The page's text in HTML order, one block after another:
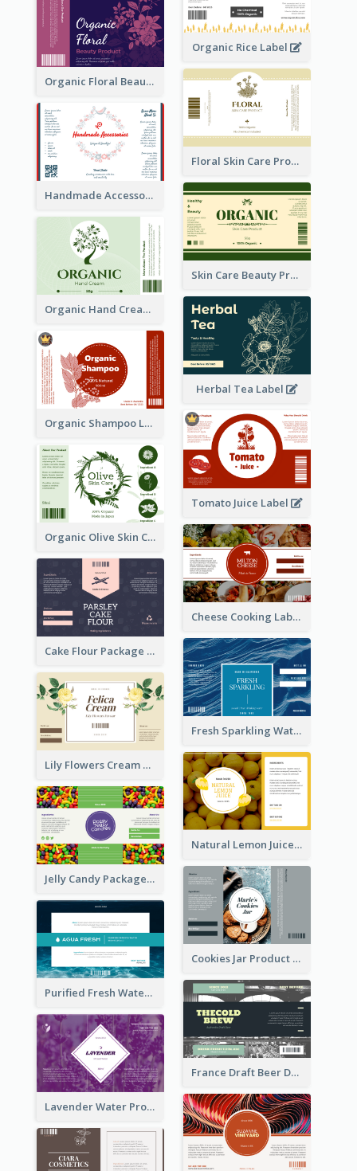
Organic Rice Label
Organic Floral Beauty Product Label
Floral Skin Care Product Label
Handmade Accessories Label
Skin Care Beauty Product Label
Organic Hand Cream Label
Herbal Tea Label
Organic Shampoo Label
Tomato Juice Label
Organic Olive Skin Care Label
Cheese Cooking Label
Cake Flour Package Label
Fresh Sparkling Water Label
Lily Flowers Cream Product Label
Natural Lemon Juice Label
Jelly Candy Package Label
Cookies Jar Product Label
Purified Fresh Water Drink Label
France Draft Beer Drink Label
Lavender Water Product Label